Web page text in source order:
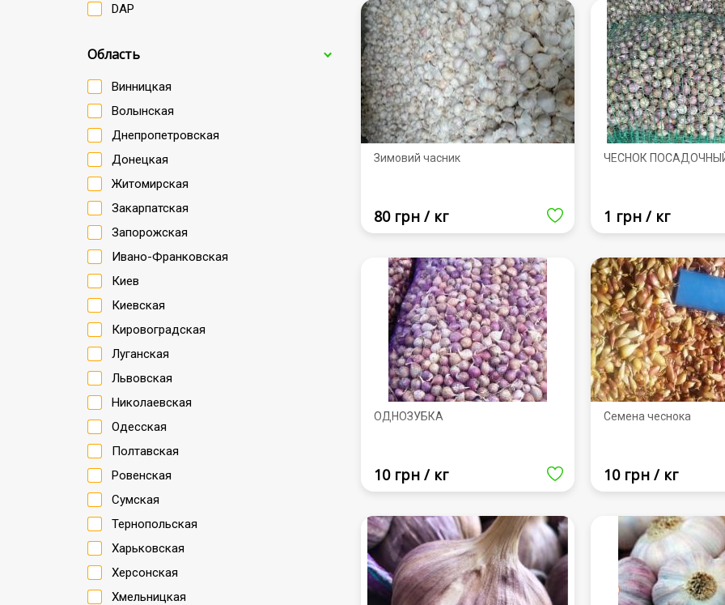
DAP
Область
Винницкая
Волынская
Днепропетровская
Донецкая
Житомирская
Закарпатская
Запорожская
Ивано-Франковская
Киев
Киевская
Кировоградская
Луганская
Львовская
Николаевская
Одесская
Полтавская
Ровенская
Сумская
Тернопольская
Харьковская
Херсонская
Хмельницкая
Зимовий часник
80 грн / кг
ЧЕСНОК
1 грн / кг
ОДНОЗУБКА
10 грн / кг
Семена чеснока
10 грн / кг